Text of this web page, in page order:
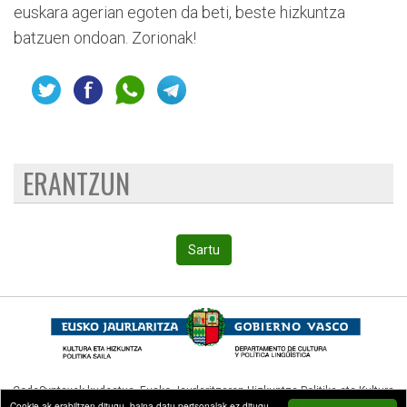
euskara agerian egoten da beti, beste hizkuntza
batzuen ondoan. Zorionak!
ERANTZUN
Sartu
CodeSyntaxek kudeatua,Eusko Jaurlaritzaren Hizkuntza Politika eta Kultura